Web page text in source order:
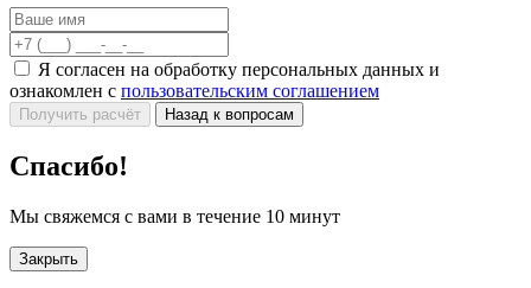
Я согласен на обработку персональных данных и
ознакомлен с пользовательским соглашением
Получить расчёт Назад к вопросам
Спасибо!
Мы свяжемся с вами в течение 10 минут
Закрыть